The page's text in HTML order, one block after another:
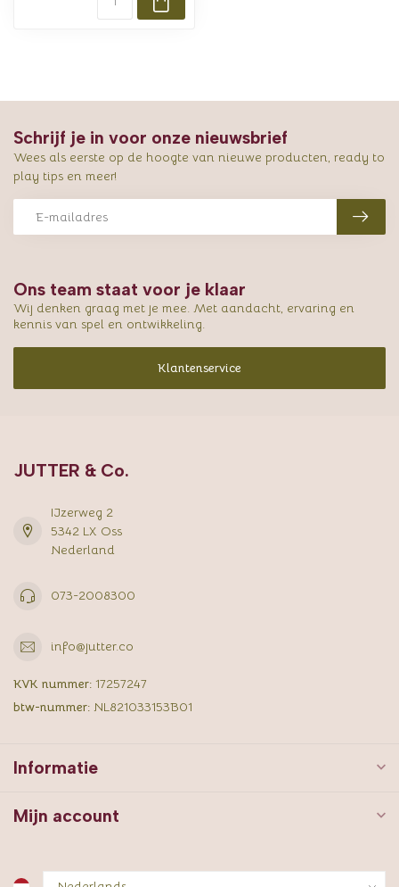
Ons team staat voor je klaar
Wij denken graag met je mee. Met aandacht, ervaring en
kennis van spel en ontwikkeling.
Klantenservice
Schrijf je in voor onze nieuwsbrief
Wees als eerste op de hoogte van nieuwe producten, ready to
play tips en meer!
JUTTER & Co.
IJzerweg 2
5342 LX Oss
Nederland
073-2008300
info@jutter.co
KVK nummer: 17257247
btw-nummer: NL821033153B01
Informatie
Mijn account